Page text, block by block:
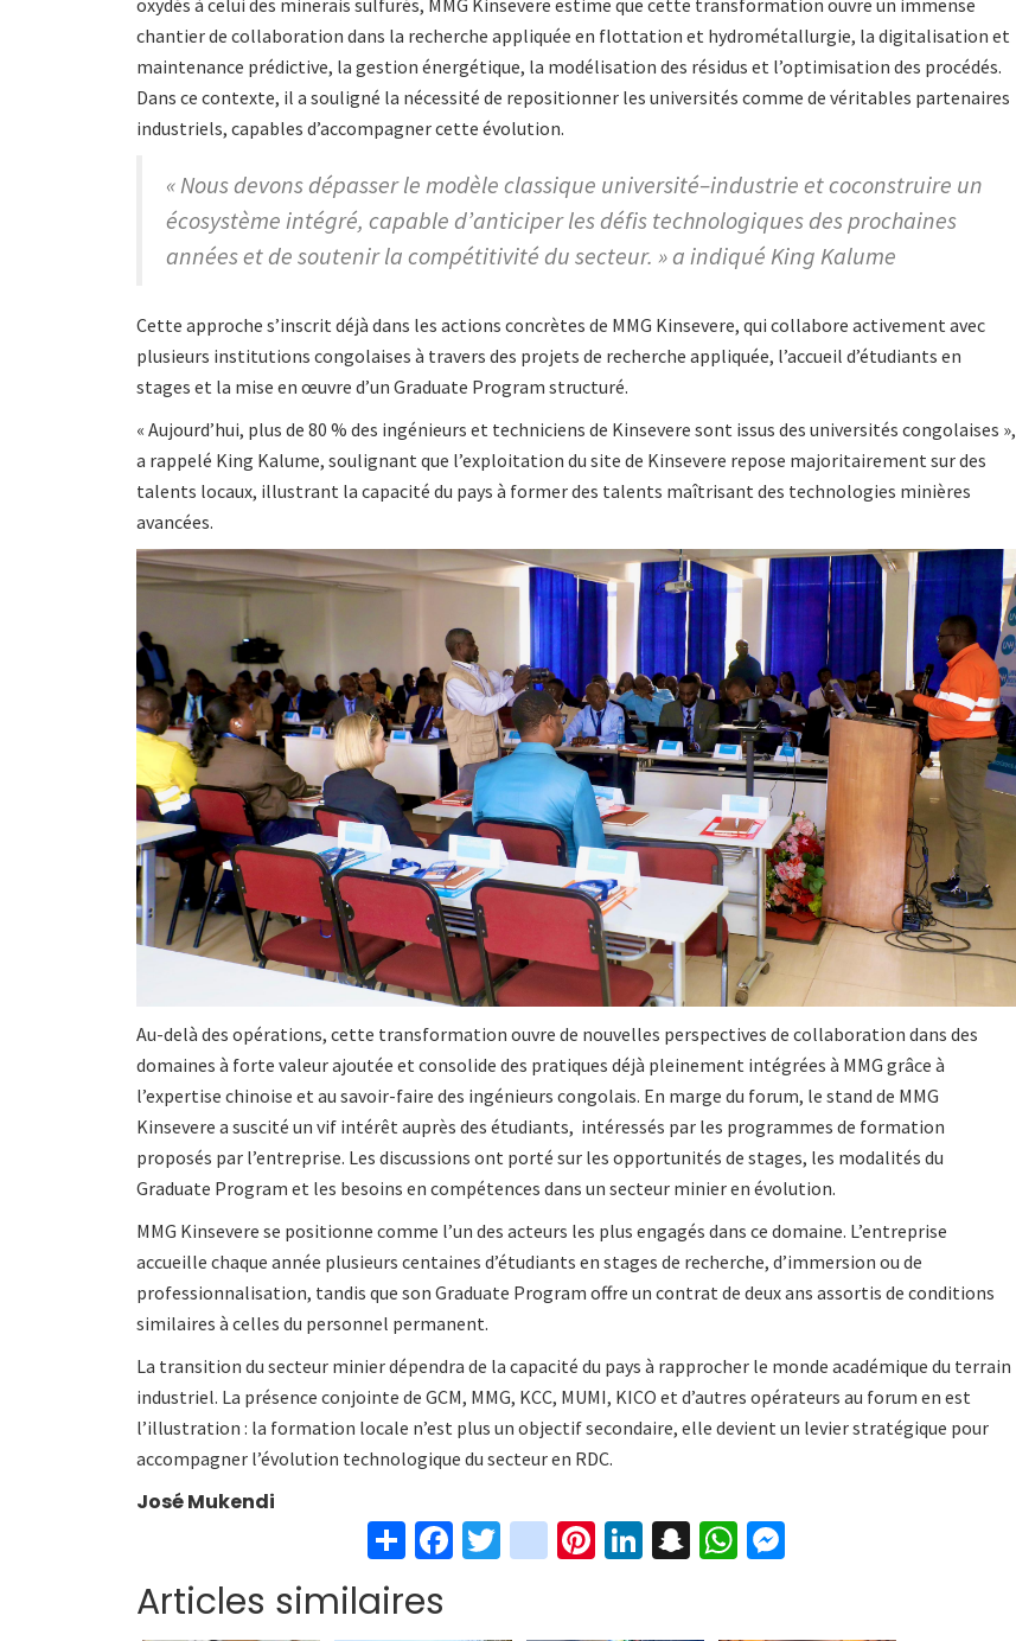
chantier de collaboration dans la recherche appliquée en flottation et hydrométallurgie, la digitalisation et
maintenance prédictive, la gestion énergétique, la modélisation des résidus et l’optimisation des procédés.
Dans ce contexte, il a souligné la nécessité de repositionner les universités comme de véritables partenaires
industriels, capables d’accompagner cette évolution.
« Nous devons dépasser le modèle classique université–industrie et coconstruire un
écosystème intégré, capable d’anticiper les défis technologiques des prochaines
années et de soutenir la compétitivité du secteur. » a indiqué King Kalume
Cette approche s’inscrit déjà dans les actions concrètes de MMG Kinsevere, qui collabore activement avec
plusieurs institutions congolaises à travers des projets de recherche appliquée, l’accueil d’étudiants en
stages et la mise en œuvre d’un Graduate Program structuré.
« Aujourd’hui, plus de 80 % des ingénieurs et techniciens de Kinsevere sont issus des universités congolaises »,
a rappelé King Kalume, soulignant que l’exploitation du site de Kinsevere repose majoritairement sur des
talents locaux, illustrant la capacité du pays à former des talents maîtrisant des technologies minières
avancées.
Au-delà des opérations, cette transformation ouvre de nouvelles perspectives de collaboration dans des
domaines à forte valeur ajoutée et consolide des pratiques déjà pleinement intégrées à MMG grâce à
l’expertise chinoise et au savoir-faire des ingénieurs congolais. En marge du forum, le stand de MMG
Kinsevere a suscité un vif intérêt auprès des étudiants, intéressés par les programmes de formation
proposés par l’entreprise. Les discussions ont porté sur les opportunités de stages, les modalités du
Graduate Program et les besoins en compétences dans un secteur minier en évolution.
MMG Kinsevere se positionne comme l’un des acteurs les plus engagés dans ce domaine. L’entreprise
accueille chaque année plusieurs centaines d’étudiants en stages de recherche, d’immersion ou de
professionnalisation, tandis que son Graduate Program offre un contrat de deux ans assortis de conditions
similaires à celles du personnel permanent.
La transition du secteur minier dépendra de la capacité du pays à rapprocher le monde académique du terrain
industriel. La présence conjointe de GCM, MMG, KCC, MUMI, KICO et d’autres opérateurs au forum en est
l’illustration : la formation locale n’est plus un objectif secondaire, elle devient un levier stratégique pour
accompagner l’évolution technologique du secteur en RDC.
José Mukendi
S
ar
Fa T
in Pi Li S W
Articles similaires